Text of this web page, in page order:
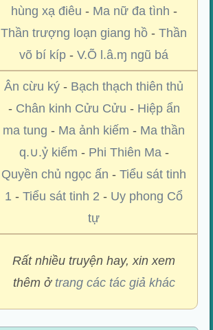
hùng xạ điêu - Ma nữ đa tình -
Thần trượng loạn giang hồ -Thần
võ bí kíp -V.Õ l.â.ɱ ngũ bá
Ân cừu ký - Bạch thạch thiên thủ
- Chân kinh Cửu Cửu - Hiệp ẩn
ma tung - Ma ảnh kiếm - Ma thần
q.∪.ỷ kiếm - Phi Thiên Ma-
Quyền chủ ngọc ấn -Tiểu sát tinh
1 -Tiểu sát tinh 2 - Uy phong Cổ
tự
Rất nhiều truyện hay, xin xem
thêm ở trang các tác giả khác